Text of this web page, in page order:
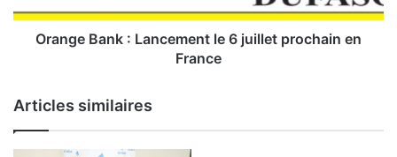
s
n
a
n
c
Orange Bank : Lancement le 6 juillet prochain en
France
Articles similaires